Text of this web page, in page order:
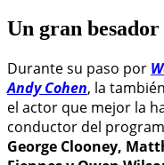
Un gran besador
Durante su paso por
Andy Cohen, la
el actor que mejor la
conductor del
George Clooney,